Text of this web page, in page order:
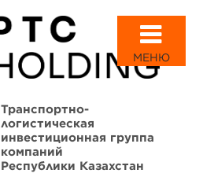
МЕНЮ
Транспортно-
логистическая
инвестиционная группа
компаний
Республики Казахстан